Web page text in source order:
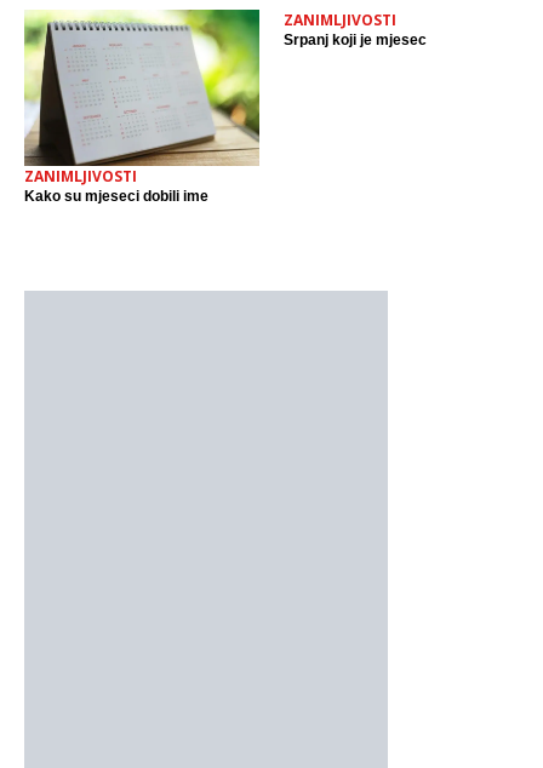
ZANIMLJIVOSTI
Kako su mjeseci dobili ime
ZANIMLJIVOSTI
Srpanj koji je mjesec